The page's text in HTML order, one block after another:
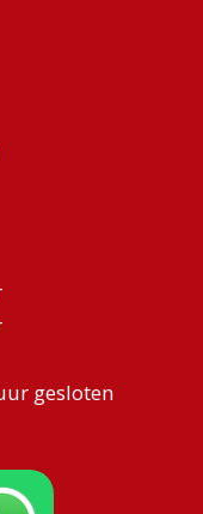
gesloten